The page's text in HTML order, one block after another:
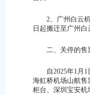
2、广州白云
日起搬迁至广州白
二、关停的售
自2025年1月
海虹桥机场山航售
柜台、深圳宝安机